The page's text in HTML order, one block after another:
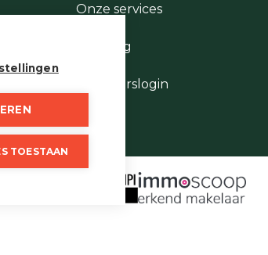
Onze services
Te vroeg
Eigenaarslogin
NV AXA
TOESTAAN